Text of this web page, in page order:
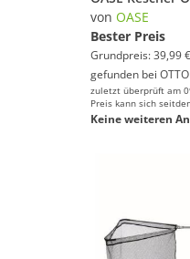
von OASE
Bester Preis
Grundpreis: 39,99
gefunden bei OTTO
zuletzt überprüft am
Preis kann sich
Keine weiteren